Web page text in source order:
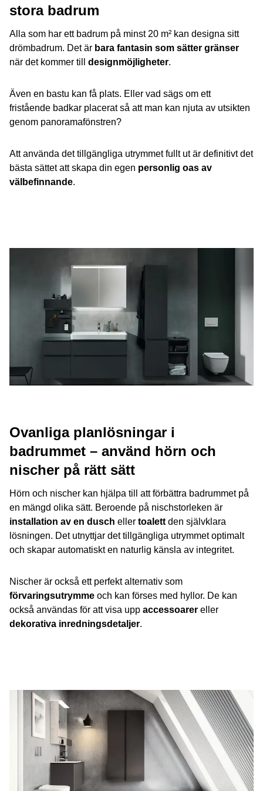
stora badrum
Alla som har ett badrum på minst 20 m² kan designa sitt
drömbadrum. Det är bara fantasin som sätter gränser
när det kommer till designmöjligheter.
Även en bastu kan få plats. Eller vad sägs om ett
fristående badkar placerat så att man kan njuta av utsikten
genom panoramafönstren?
Att använda det tillgängliga utrymmet fullt ut är definitivt det
bästa sättet att skapa din egen personlig oas av
välbefinnande.
Ovanliga planlösningar i
badrummet – använd hörn och
nischer på rätt sätt
Hörn och nischer kan hjälpa till att förbättra badrummet på
en mängd olika sätt. Beroende på nischstorleken är
installation av en dusch eller toalett den självklara
lösningen. Det utnyttjar det tillgängliga utrymmet optimalt
och skapar automatiskt en naturlig känsla av integritet.
Nischer är också ett perfekt alternativ som
förvaringsutrymme och kan förses med hyllor. De kan
också användas för att visa upp accessoarer eller
dekorativa inredningsdetaljer.